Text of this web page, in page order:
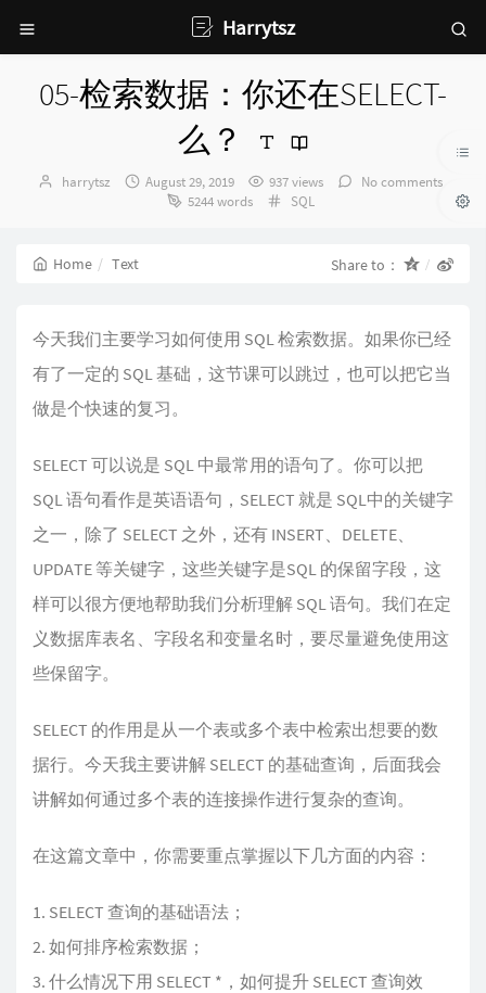
Harrytsz
05-检索数据：你还在SELECT-
么？
Author：
harrytsz
发
August 29, 2019 937 views
No comments
5244 words
Categories：
SQL
Home Text Share to：
今天我们主要学习如何使用 SQL 检索数据。如果你已经
有了一定的 SQL 基础，这节课可以跳过，也可以把它当
做是个快速的复习。
SELECT 可以说是 SQL 中最常用的语句了。你可以把
SQL 语句看作是英语语句，SELECT 就是 SQL中的关键字
之一，除了 SELECT 之外，还有 INSERT、DELETE、
UPDATE 等关键字，这些关键字是SQL 的保留字段，这
样可以很方便地帮助我们分析理解 SQL 语句。我们在定
义数据库表名、字段名和变量名时，要尽量避免使用这
些保留字。
SELECT 的作用是从一个表或多个表中检索出想要的数
据行。今天我主要讲解 SELECT 的基础查询，后面我会
讲解如何通过多个表的连接操作进行复杂的查询。
在这篇文章中，你需要重点掌握以下几方面的内容：
SELECT 查询的基础语法；
如何排序检索数据；
什么情况下用 SELECT *，如何提升 SELECT 查询效